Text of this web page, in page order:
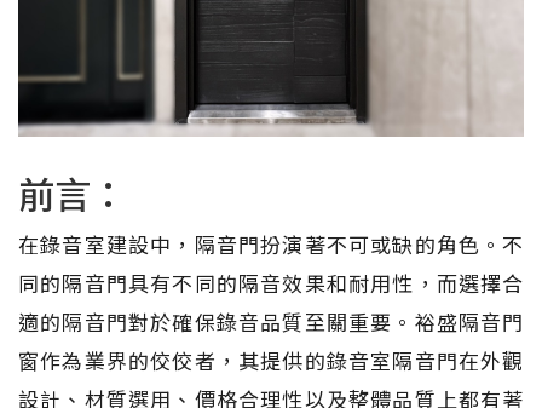
前言：
在錄音室建設中，隔音門扮演著不可或缺的角色。不
同的隔音門具有不同的隔音效果和耐用性，而選擇合
適的隔音門對於確保錄音品質至關重要。裕盛隔音門
窗作為業界的佼佼者，其提供的錄音室隔音門在外觀
設計、材質選用、價格合理性以及整體品質上都有著